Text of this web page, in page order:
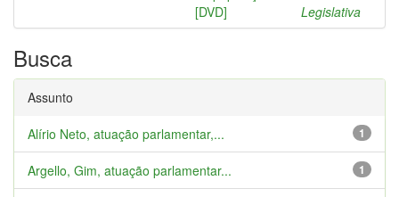
[DVD]
Legislativa
Busca
Assunto
1
Alírio Neto, atuação parlamentar,...
1
Argello, Gim, atuação parlamentar...